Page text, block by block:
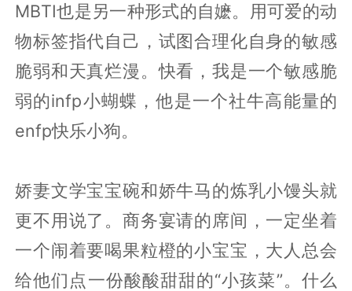
MBTI也是另一种形式的自嬷。用可爱的动
物标签指代自己，试图合理化自身的敏感
脆弱和天真烂漫。快看，我是一个敏感脆
弱的infp小蝴蝶，他是一个社牛高能量的
enfp快乐小狗。
娇妻文学宝宝碗和娇牛马的炼乳小馒头就
更不用说了。商务宴请的席间，一定坐着
一个闹着要喝果粒橙的小宝宝，大人总会
给他们点一份酸酸甜甜的“小孩菜”。什么